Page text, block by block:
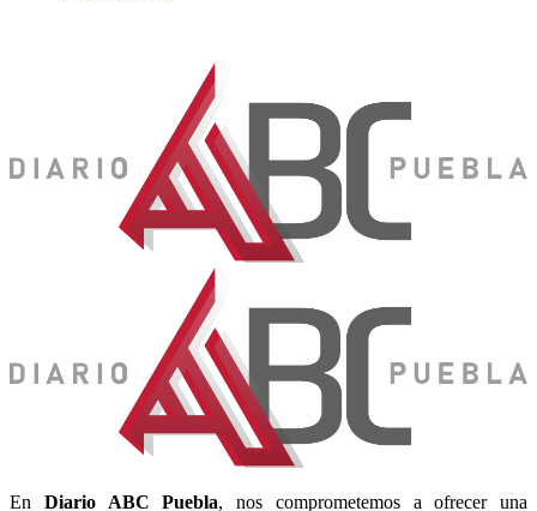
En Diario ABC Puebla, nos comprometemos a ofrecer una